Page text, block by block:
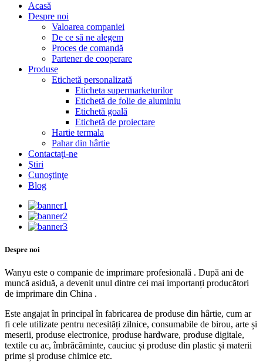
Acasă
Despre noi
Valoarea companiei
De ce să ne alegem
Proces de comandă
Partener de cooperare
Produse
Etichetă personalizată
Eticheta supermarketurilor
Etichetă de folie de aluminiu
Etichetă goală
Etichetă de proiectare
Hartie termala
Pahar din hârtie
Contactaţi-ne
Ştiri
Cunoştinţe
Blog
Despre noi
Wanyu este o companie de imprimare profesională . După ani de
muncă asiduă, a devenit unul dintre cei mai importanți producători
de imprimare din China .
Este angajat în principal în fabricarea de produse din hârtie, cum ar
fi cele utilizate pentru necesități zilnice, consumabile de birou, arte și
meserii, produse electronice, produse hardware, produse digitale,
textile cu ac, îmbrăcăminte, cauciuc și produse din plastic și materii
prime și produse chimice etc.